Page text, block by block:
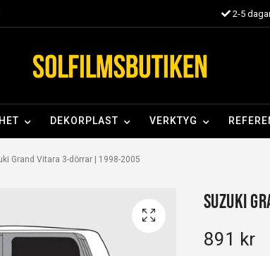
2-5
DEKORPLAST VERKTYG
Grand Vitara 3-dörrar | 1998-2005
Suzuki
891 kr